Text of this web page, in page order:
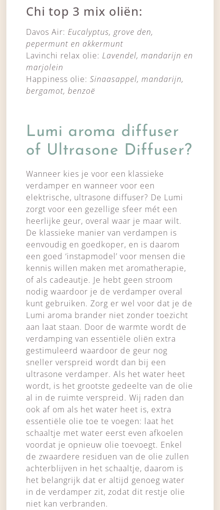
Chi top 3 mix oliën:
Davos Air:Eucalyptus, grove den,
pepermunt en akkermunt
Lavinchi relax olie:Lavendel, mandarijn en
marjolein
Happiness olie:Sinaasappel, mandarijn,
bergamot, benzoë
Lumi aroma diffuser
of Ultrasone Diffuser?
Wanneer kies je voor een klassieke
verdamper en wanneer voor een
elektrische, ultrasone diffuser? De Lumi
zorgt voor een gezellige sfeer mét een
heerlijke geur, overal waar je maar wilt.
De klassieke manier van verdampen is
eenvoudig en goedkoper, en is daarom
een goed ‘instapmodel’ voor mensen die
kennis willen maken met aromatherapie,
of als cadeautje. Je hebt geen stroom
nodig waardoor je de verdamper overal
kunt gebruiken. Zorg er wel voor dat je de
Lumi aroma brander niet zonder toezicht
aan laat staan. Door de warmte wordt de
verdamping van essentiële oliën extra
gestimuleerd waardoor de geur nog
sneller verspreid wordt dan bij een
ultrasone verdamper. Als het water heet
wordt, is het grootste gedeelte van de olie
al in de ruimte verspreid. Wij raden dan
ook af om als het water heet is, extra
essentiële olie toe te voegen: laat het
schaaltje met water eerst even afkoelen
voordat je opnieuw olie toevoegt. Enkel
de zwaardere residuen van de olie zullen
achterblijven in het schaaltje, daarom is
het belangrijk dat er altijd genoeg water
in de verdamper zit, zodat dit restje olie
niet kan verbranden.